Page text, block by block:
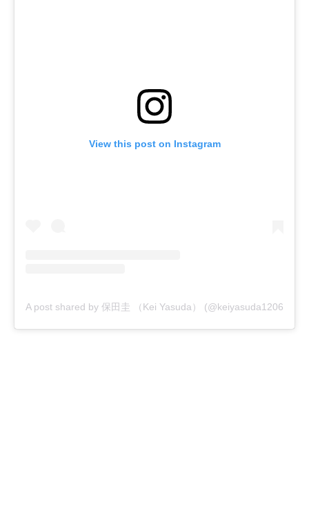
View this post on Instagram
A post shared by 保田圭 （Kei Yasuda） (@keiyasuda1206)